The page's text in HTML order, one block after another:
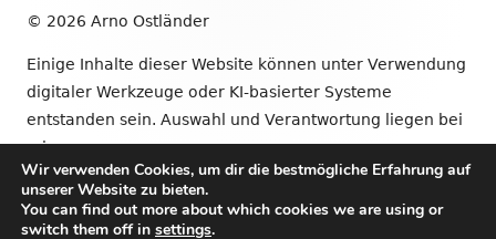
© 2026 Arno Ostländer
Einige Inhalte dieser Website können unter Verwendung
digitaler Werkzeuge oder KI-basierter Systeme
entstanden sein. Auswahl und Verantwortung liegen bei
mir.
•VerwendetTiny Framework
Wir verwenden Cookies, um dir die bestmögliche Erfahrung auf
unserer Website zu bieten.
You can find out more about which cookies we are using or
switch them off in settings.